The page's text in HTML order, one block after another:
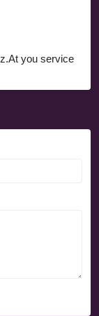
you service